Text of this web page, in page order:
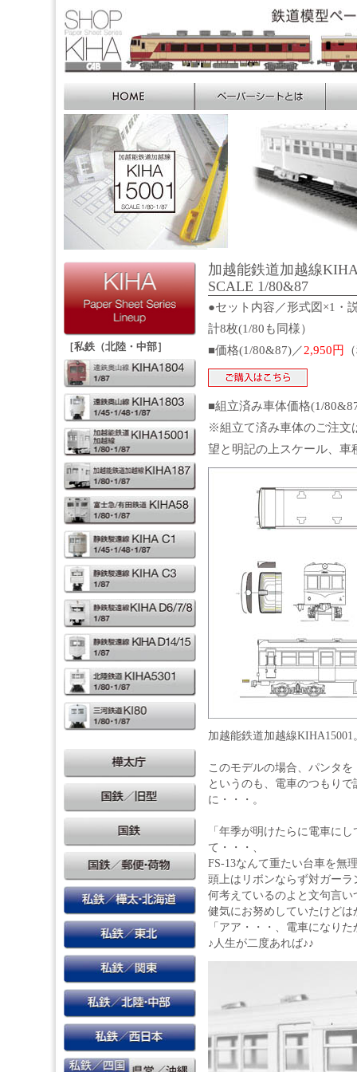
加越能鉄道加越線
SCALE 1/80&87
●セット内容／形式図×1
計8枚(1/80も同様）
■価格(1/80&87)／2,950円
■組立済み車体価格(1/
※組立て済み車体のご注文
望と明記の上スケール、車
加越能鉄道加越線KIHA15001
このモデルの場合、パンタ
というのも、電車のつもり
に・・・。
「年季が明けたらに電車に
て・・・、
FS-13なんて重たい台車を無
頭上はリボンならず対ガーラ
何考えているのよと文句言い
健気にお努めしていたけど
「アア・・・、電車になり
♪人生が二度あれば♪♪
［私鉄（北陸・中部］